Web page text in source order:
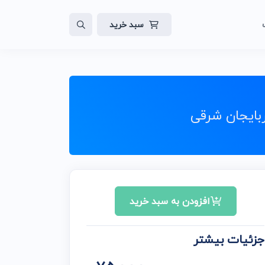
سبد خرید
شرقی
افزودن به سبد خرید
جزئیات بیشتر